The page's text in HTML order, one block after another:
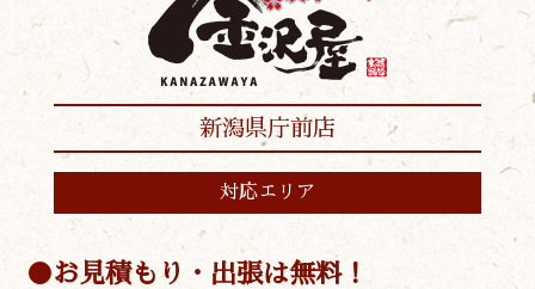
新潟県庁前店
対応エリア
お見積もり・出張は無料！